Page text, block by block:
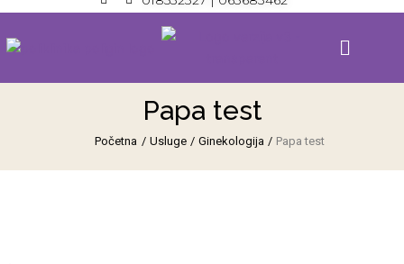
Skip
content
a
c
k
n
s
a
Menu
Papa test
Početna / Usluge / Ginekologija / Papa test